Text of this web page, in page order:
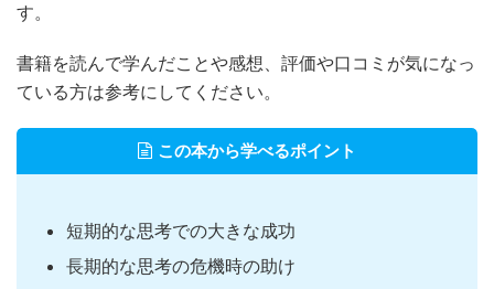
す。
書籍を読んで学んだことや感想、評価や口コミが気になっ
ている方は参考にしてください。
この本から学べるポイント
短期的な思考での大きな成功
長期的な思考の危機時の助け